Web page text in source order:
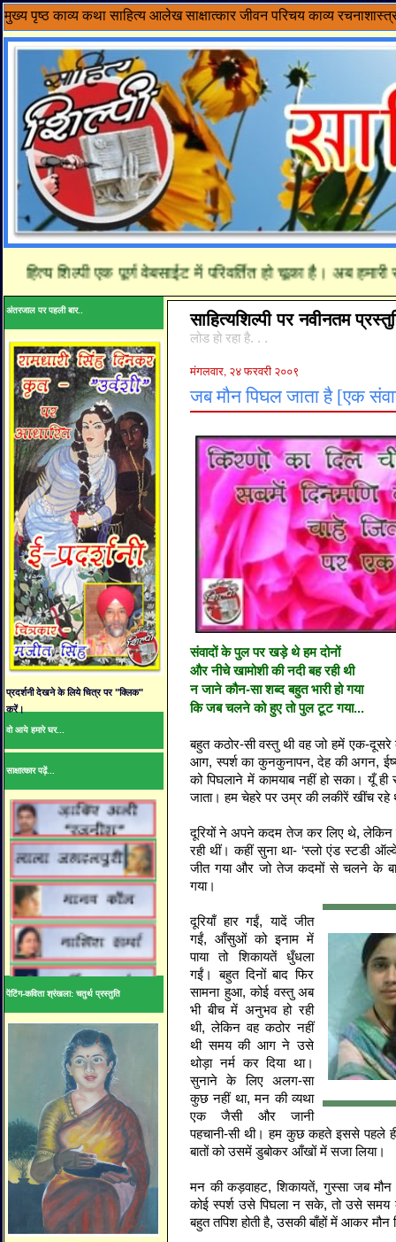
मुख्य पृष्ठ काव्य कथा साहित्य आलेख साक्षात्कार जीवन परिचय काव्य
शिल्पी एक पूर्ण वेबसाईट में परिवर्तित हो चूका है। अब
अंतरजाल पर पहली बार..
प्रदर्शनी देखने के लिये चित्र पर "क्लिक"
करें।
वो आये हमारे घर...
साक्षात्कार पढ़ें...
पेंटिंग-कविता श्रंखला: चतुर्थ प्रस्तुति
साहित्यशिल्पी पर नवीनतम
लोड हो रहा है. . .
मंगलवार, २४ फरवरी २००९
जब मौन पिघल जाता है [एक
संवादों के पुल पर खड़े थे हम दोनों
और नीचे खामोशी की नदी बह रही थी
न जाने कौन-सा शब्द बहुत भारी हो गया
कि जब चलने को हुए तो पुल टूट गया...
बहुत कठोर-सी वस्तु थी वह जो हमें एक-
आग, स्पर्श का कुनकुनापन, देह की अगन,
को पिघलाने में कामयाब नहीं हो सका। यूँ
जाता। हम चेहरे पर उम्र की लकीरें खींच रहे
दूरियों ने अपने कदम तेज कर लिए थे, लेकिन
रही थीं। कहीं सुना था- ‘स्लो एंड स्टडी
जीत गया और जो तेज कदमों से चलने के
गया।
दूरियाँ हार गईं, यादें जीत
गईं, आँसुओं को इनाम में
पाया तो शिकायतें धुँधला
गईं। बहुत दिनों बाद फिर
सामना हुआ, कोई वस्तु अब
भी बीच में अनुभव हो रही
थी, लेकिन वह कठोर नहीं
थी समय की आग ने उसे
थोड़ा नर्म कर दिया था।
सुनाने के लिए अलग-सा
कुछ नहीं था, मन की व्यथा
एक जैसी और जानी
पहचानी-सी थी। हम कुछ कहते इससे पहले
बातों को उसमें डुबोकर आँखों में सजा लिया।
मन की कड़वाहट, शिकायतें, गुस्सा जब
कोई स्पर्श उसे पिघला न सके, तो उसे
बहुत तपिश होती है, उसकी बाँहों में आकर मौन